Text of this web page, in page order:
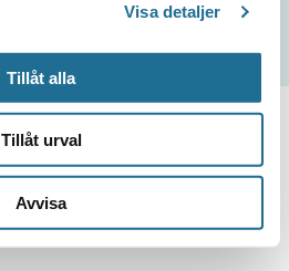
Visa detaljer
Tillåt alla
Tillåt urval
Avvisa